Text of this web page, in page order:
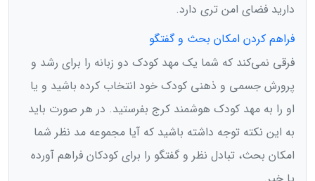
دارید فضای امن تری دارد.
فراهم کردن امکان بحث و گفتگو
فرقی نمی‌کند که شما یک مهد کودک دو زبانه را برای رشد و
پرورش جسمی و ذهنی کودک خود انتخاب کرده باشید و یا
او را به مهد کودک هوشمند کرج بفرستید. در هر صورت باید
به این نکته توجه داشته باشید که آیا مجموعه مد نظر شما
امکان بحث، تبادل نظر و گفتگو را برای کودکان فراهم آورده